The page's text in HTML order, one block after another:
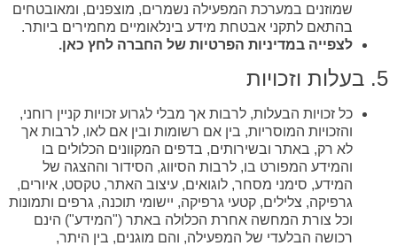
שמוזנים במערכת המפעילה נשמרים, מוצפנים, ומאובטחים
בהתאם לתקני אבטחת מידע בינלאומיים מחמירים ביותר.
לצפייה במדיניות הפרטיות של החברה לחץ כאן.
5. בעלות וזכויות
כל זכויות הבעלות, לרבות אך מבלי לגרוע זכויות קניין רוחני,
והזכויות המוסריות, בין אם רשומות ובין אם לאו, לרבות אך
לא רק, באתר ובשירותים, בדפים המקוונים הכלולים בו
והמידע המפורט בו, לרבות הסיווג, הסידור וההצגה של
המידע, סימני מסחר, לוגואים, עיצוב האתר, טקסט, איורים,
גרפיקה, צלילים, קטעי גרפיקה, יישומי תוכנה, גרפים ותמונות
וכל צורת המחשה אחרת הכלולה באתר ("המידע") הינם
רכושה הבלעדי של המפעילה, והם מוגנים, בין היתר,